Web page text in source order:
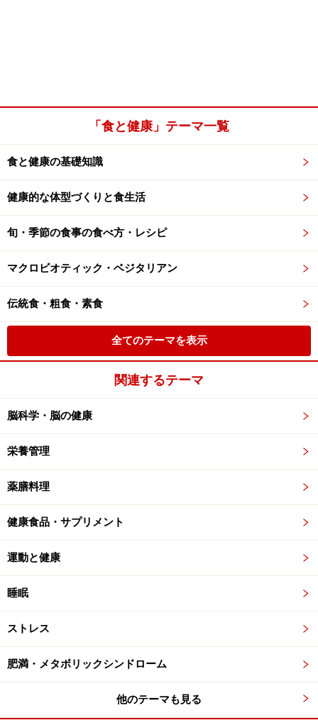
「食と健康」テーマ一覧
食と健康の基礎知識
健康的な体型づくりと食生活
旬・季節の食事の食べ方・レシピ
マクロビオティック・ベジタリアン
伝統食・粗食・素食
全てのテーマを表示
関連するテーマ
脳科学・脳の健康
栄養管理
薬膳料理
健康食品・サプリメント
運動と健康
睡眠
ストレス
肥満・メタボリックシンドローム
他のテーマも見る